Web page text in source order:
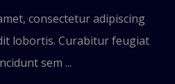
consectetur adipiscing
lobortis. Curabitur feugiat
sem ...